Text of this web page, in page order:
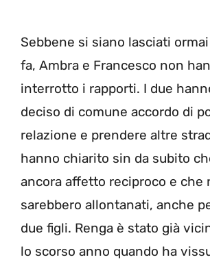
Sebbene si siano lasciati
fa, Ambra e Francesco non
interrotto i rapporti. I due
deciso di comune accordo di
relazione e prendere altre
hanno chiarito sin da subito
ancora affetto reciproco e che
sarebbero allontanati, anche
due figli. Renga è stato già
lo scorso anno quando ha